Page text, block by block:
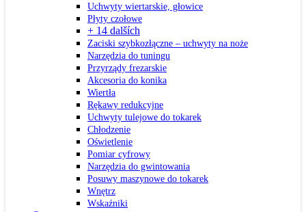
Uchwyty wiertarskie, głowice
Płyty czołowe
+ 14 dalších
Zaciski szybkozłączne – uchwyty na noże
Narzędzia do tuningu
Przyrządy frezarskie
Akcesoria do konika
Wiertła
Rękawy redukcyjne
Uchwyty tulejowe do tokarek
Chłodzenie
Oświetlenie
Pomiar cyfrowy
Narzędzia do gwintowania
Posuwy maszynowe do tokarek
Wnętrz
Wskaźniki